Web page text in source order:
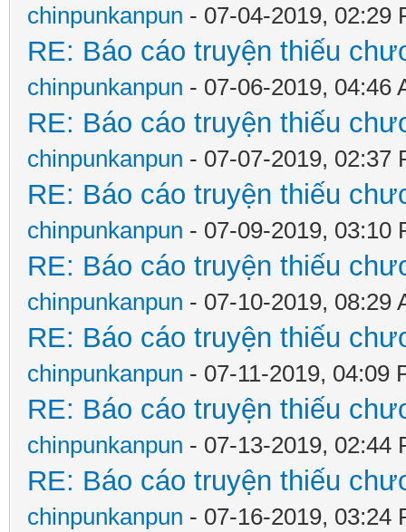
chinpunkanpun - 07-04-2019, 02:29
RE: Báo cáo truyện thiếu
chinpunkanpun - 07-06-2019, 04:46
RE: Báo cáo truyện thiếu
chinpunkanpun - 07-07-2019, 02:37
RE: Báo cáo truyện thiếu
chinpunkanpun - 07-09-2019, 03:10
RE: Báo cáo truyện thiếu
chinpunkanpun - 07-10-2019, 08:29
RE: Báo cáo truyện thiếu
chinpunkanpun - 07-11-2019, 04:09
RE: Báo cáo truyện thiếu
chinpunkanpun - 07-13-2019, 02:44
RE: Báo cáo truyện thiếu
chinpunkanpun - 07-16-2019, 03:24